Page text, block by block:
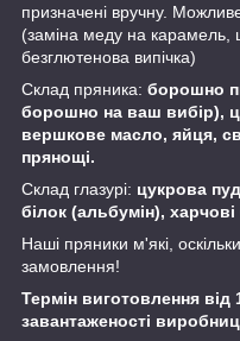
призначені вручну.
(заміна меду на карамель,
безглютенова випічка)
Склад пряника: борошно
борошно на ваш вибір),
вершкове масло, яйця,
прянощі.
Склад глазурі: цукрова
білок (альбумін),
Наші пряники м'які,
замовлення!
Термін виготовлення
завантаженості